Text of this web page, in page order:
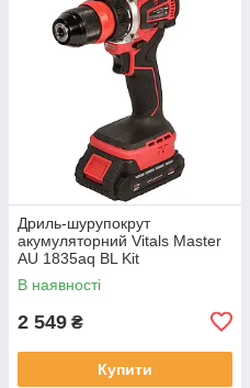
Дриль-шурупокрут
акумуляторний Vitals Master
AU 1835aq BL Kit
В наявності
2 549 ₴
Купити